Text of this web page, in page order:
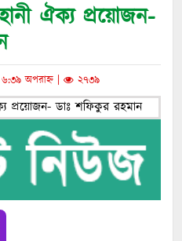
ঐক্য প্রয়োজন-
অপরাহ্ন | ২৭৩৯